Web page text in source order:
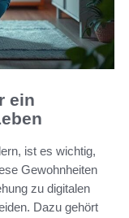
ein
ist es wichtig,
Gewohnheiten
zu digitalen
Dazu gehört